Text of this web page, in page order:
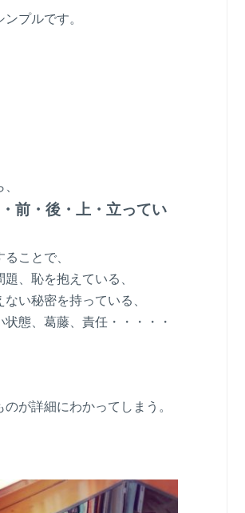
プルです。
前・後・上・立ってい
ことで、
題、恥を抱えている、
ない秘密を持っている、
状態、葛藤、責任・・・・・
のが詳細にわかってしまう。